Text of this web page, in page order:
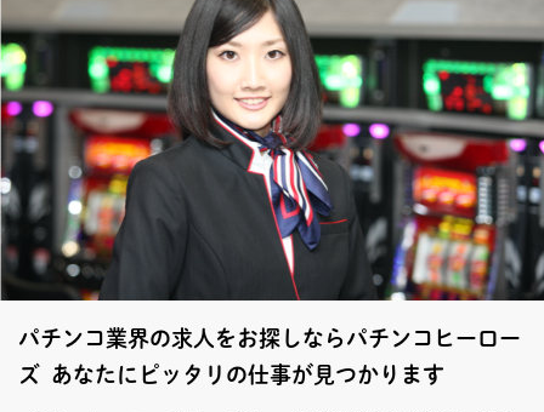
パチンコ業界の求人をお探しならパチンコヒーロー
ズ あなたにピッタリの仕事が見つかります